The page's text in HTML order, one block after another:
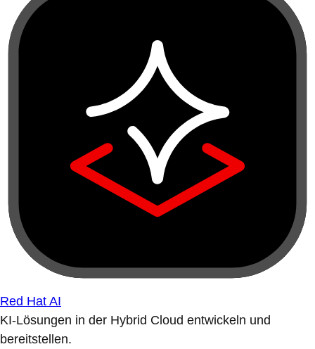
Red Hat AI
KI-Lösungen in der Hybrid Cloud entwickeln und
bereitstellen.